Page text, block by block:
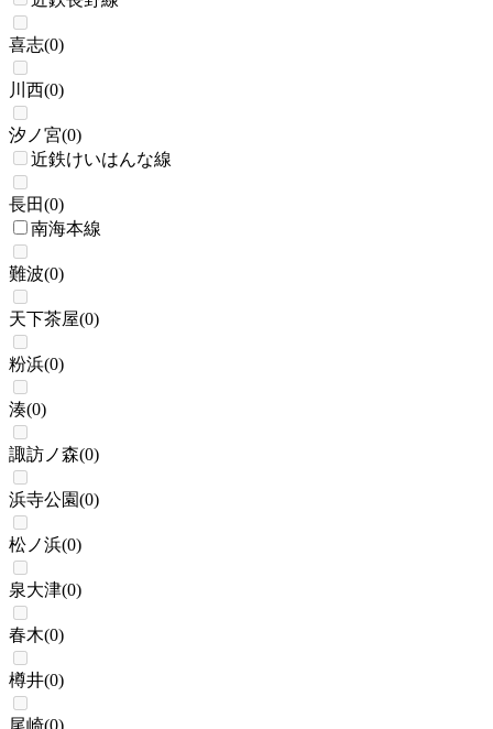
喜志(0)
川西(0)
汐ノ宮(0)
近鉄けいはんな線
長田(0)
南海本線
難波(0)
天下茶屋(0)
粉浜(0)
湊(0)
諏訪ノ森(0)
浜寺公園(0)
松ノ浜(0)
泉大津(0)
春木(0)
樽井(0)